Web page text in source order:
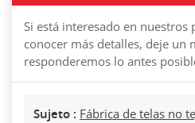
Si está interesado en nuestros
conocer más detalles, deje un
responderemos lo antes
Sujeto : Fábrica de telas no